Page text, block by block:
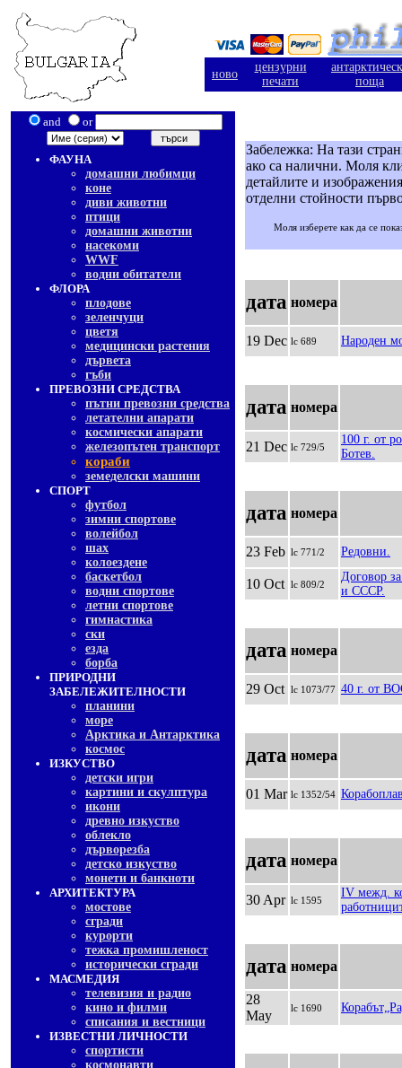
ново
цензурни
печати
поща
and or
ФАУНА
домашни любимци
коне
диви животни
птици
домашни животни
насекоми
WWF
водни обитатели
ФЛОРА
плодове
зеленчуци
цветя
медицински растения
дървета
гъби
ПРЕВОЗНИ СРЕДСТВА
пътни превозни средства
летателни апарати
космически апарати
железопътен транспорт
кораби
земеделски машини
СПОРТ
футбол
зимни спортове
волейбол
шах
колоездене
баскетбол
водни спортове
летни спортове
гимнастика
ски
езда
борба
ПРИРОДНИ
ЗАБЕЛЕЖИТЕЛНОСТИ
планини
море
Арктика и Антарктика
космос
ИЗКУСТВО
детски игри
картини и скулптура
икони
древно изкуство
облекло
дърворезба
детско изкуство
монети и банкноти
АРХИТЕКТУРА
мостове
сгради
курорти
тежка промишленост
исторически сгради
МАСМЕДИЯ
телевизия и радио
кино и филми
списания и вестници
ИЗВЕСТНИ ЛИЧНОСТИ
спортисти
космонавти
Забележка: На тази
ако са налични. Моля
детайлите и
отделни стойности
Моля изберете как да се
дата номера
19 Dec lc 689 Народен
дата номера
21 Dec lc 729/5
100 г. от
Ботев.
дата номера
23 Feb lc 771/2 Редовни.
10 Oct lc 809/2
Договор
и СССР.
дата номера
29 Oct lc 1073/77 40 г. от
дата номера
01 Mar lc 1352/54
дата номера
30 Apr lc 1595
IV межд.
дата номера
28
May
lc 1690